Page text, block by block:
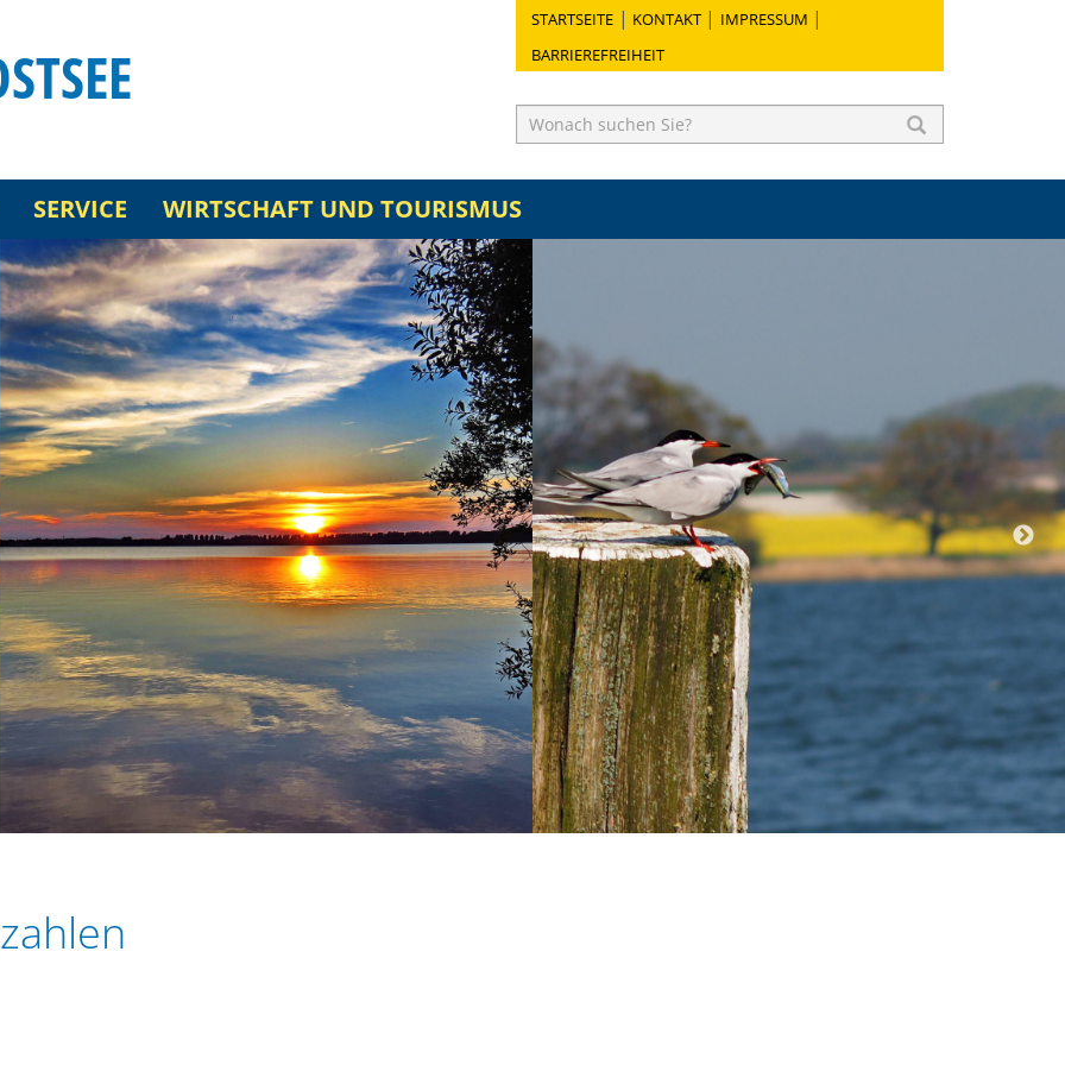
STARTSEITE KONTAKT
IMPRESSUM
BARRIEREFREIHEIT
SERVICE WIRTSCHAFT UND TOURISMUS